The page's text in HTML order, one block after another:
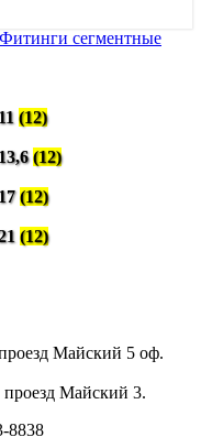
Фитинги сегментные
(12)
(12)
(12)
(12)
Майский 5 оф.
проезд Майский 3.
8838